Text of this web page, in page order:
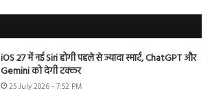
iOS 27 में नई Siri होगी पहले से ज्यादा स्मार्ट, ChatGPT और
Gemini को देगी टक्कर
25 July 2026 - 7:52 PM